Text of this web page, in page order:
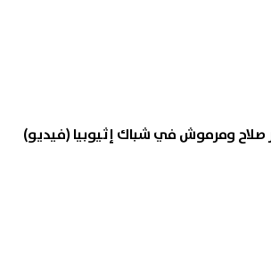
ومرموش في شباك إثيوبيا (فيديو)